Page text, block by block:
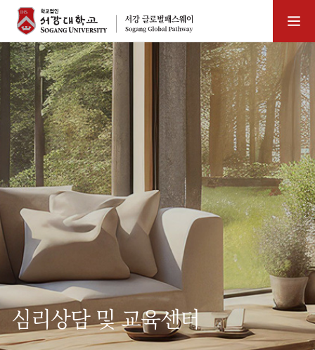
서강 글로벌패스웨이
심리상담 및 교육센터